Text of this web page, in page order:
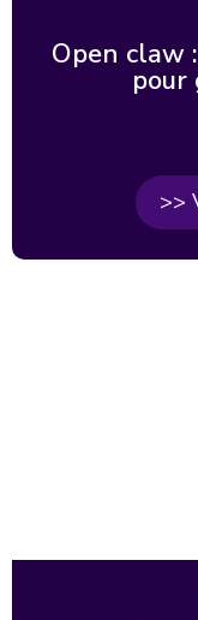
Open claw
pour
>>